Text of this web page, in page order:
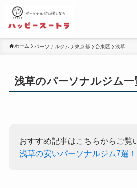
ホーム パーソナルジム 東京都 台東区 浅草
浅草のパーソナルジム一
おすすめ記事はこちらからご覧
浅草の安いパーソナルジム7選！